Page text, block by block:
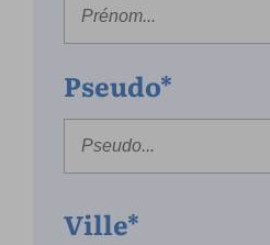
Pseudo*
Ville*